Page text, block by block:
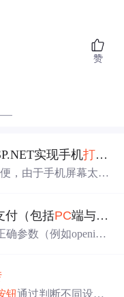
赞
实现手机打开
，由于手机屏幕太
为了顾及手机用户的
有一些工具可以自动
付（包括PC端与移动端）
确参数（例如openi
动定时器，每过一
否支付成功；支付
钮通过判断不同设备